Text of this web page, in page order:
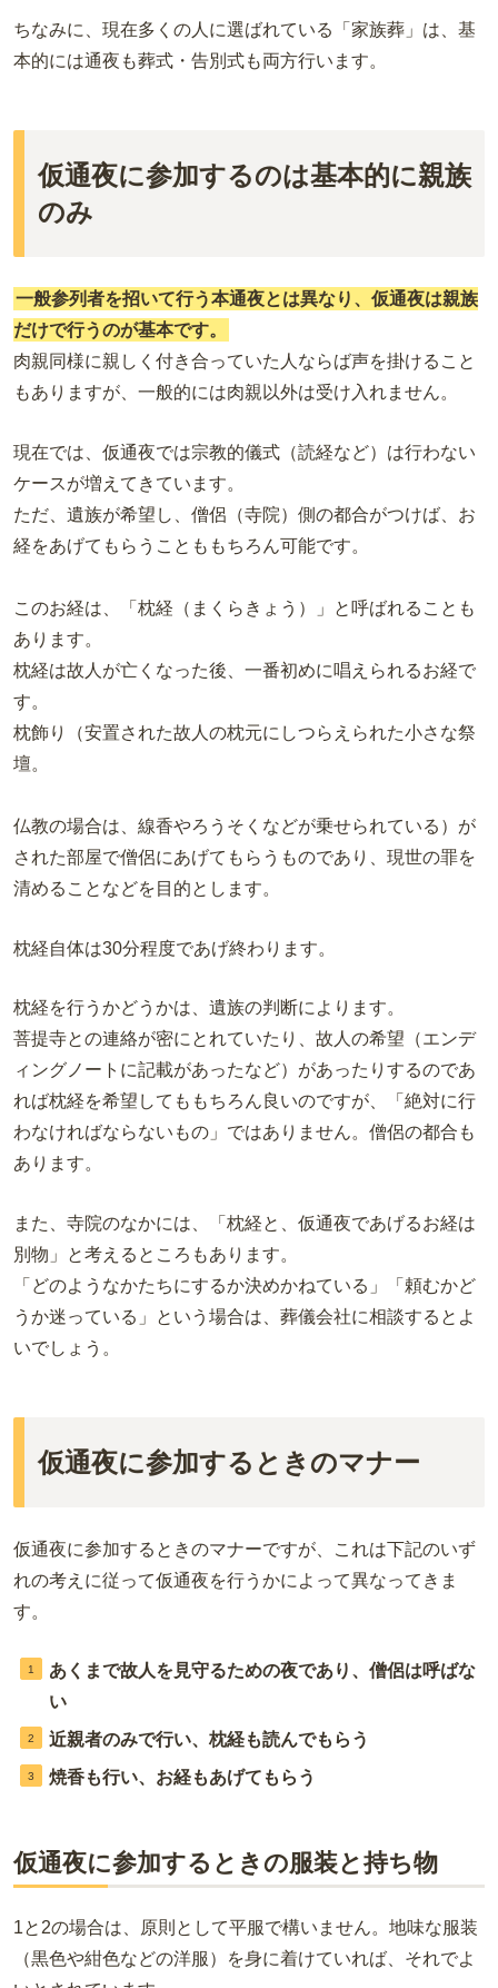
ちなみに、現在多くの人に選ばれている「家族葬」は、基
本的には通夜も葬式・告別式も両方行います。
仮通夜に参加するのは基本的に親族
のみ
一般参列者を招いて行う本通夜とは異なり、仮通夜は親族
だけで行うのが基本です。
肉親同様に親しく付き合っていた人ならば声を掛けること
もありますが、一般的には肉親以外は受け入れません。
現在では、仮通夜では宗教的儀式（読経など）は行わない
ケースが増えてきています。
ただ、遺族が希望し、僧侶（寺院）側の都合がつけば、お
経をあげてもらうことももちろん可能です。
このお経は、「枕経（まくらきょう）」と呼ばれることも
あります。
枕経は故人が亡くなった後、一番初めに唱えられるお経で
す。
枕飾り（安置された故人の枕元にしつらえられた小さな祭
壇。
仏教の場合は、線香やろうそくなどが乗せられている）が
された部屋で僧侶にあげてもらうものであり、現世の罪を
清めることなどを目的とします。
枕経自体は30分程度であげ終わります。
枕経を行うかどうかは、遺族の判断によります。
菩提寺との連絡が密にとれていたり、故人の希望（エンデ
ィングノートに記載があったなど）があったりするのであ
れば枕経を希望してももちろん良いのですが、「絶対に行
わなければならないもの」ではありません。僧侶の都合も
あります。
また、寺院のなかには、「枕経と、仮通夜であげるお経は
別物」と考えるところもあります。
「どのようなかたちにするか決めかねている」「頼むかど
うか迷っている」という場合は、葬儀会社に相談するとよ
いでしょう。
仮通夜に参加するときのマナー
仮通夜に参加するときのマナーですが、これは下記のいず
れの考えに従って仮通夜を行うかによって異なってきま
す。
あくまで故人を見守るための夜であり、僧侶は呼ばな
い
近親者のみで行い、枕経も読んでもらう
焼香も行い、お経もあげてもらう
仮通夜に参加するときの服装と持ち物
1と2の場合は、原則として平服で構いません。地味な服装
（黒色や紺色などの洋服）を身に着けていれば、それでよ